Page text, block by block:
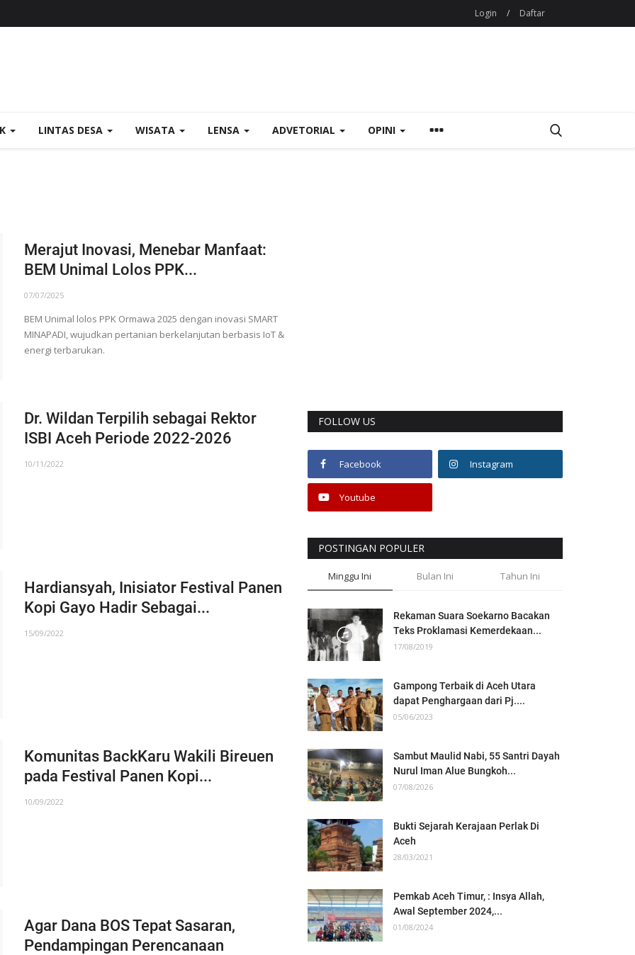
Login / Daftar
LINTAS DESA WISATA LENSA ADVETORIAL OPINI
Merajut Inovasi, Menebar Manfaat:
BEM Unimal Lolos PPK...
07/07/2025
BEM Unimal lolos PPK Ormawa 2025 dengan inovasi SMART
MINAPADI, wujudkan pertanian berkelanjutan berbasis IoT &
energi terbarukan.
Dr. Wildan Terpilih sebagai Rektor
ISBI Aceh Periode 2022-2026
10/11/2022
Hardiansyah, Inisiator Festival Panen
Kopi Gayo Hadir Sebagai...
15/09/2022
Komunitas BackKaru Wakili Bireuen
pada Festival Panen Kopi...
10/09/2022
Agar Dana BOS Tepat Sasaran,
Pendampingan Perencanaan
FOLLOW US
Facebook Instagram
Youtube
POSTINGAN POPULER
Minggu Ini Bulan Ini Tahun Ini
Rekaman Suara Soekarno Bacakan
Teks Proklamasi Kemerdekaan...
17/08/2019
Gampong Terbaik di Aceh Utara
dapat Penghargaan dari Pj....
05/06/2023
Sambut Maulid Nabi, 55 Santri Dayah
Nurul Iman Alue Bungkoh...
07/08/2026
Bukti Sejarah Kerajaan Perlak Di
Aceh
28/03/2021
Pemkab Aceh Timur, : Insya Allah,
Awal September 2024,...
01/08/2024